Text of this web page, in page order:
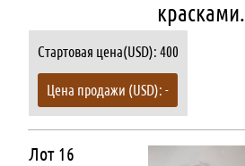
красками.
Стартовая цена(USD): 400
Цена продажи (USD): -
Лот 16